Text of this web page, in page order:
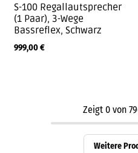
S-100 Regallautsprecher
(1 Paar), 3-Wege
Bassreflex, Schwarz
999,00€
Zeigt 0von
Weitere